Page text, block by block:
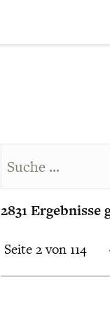
2831 Ergebnisse
Seite 2 von 114